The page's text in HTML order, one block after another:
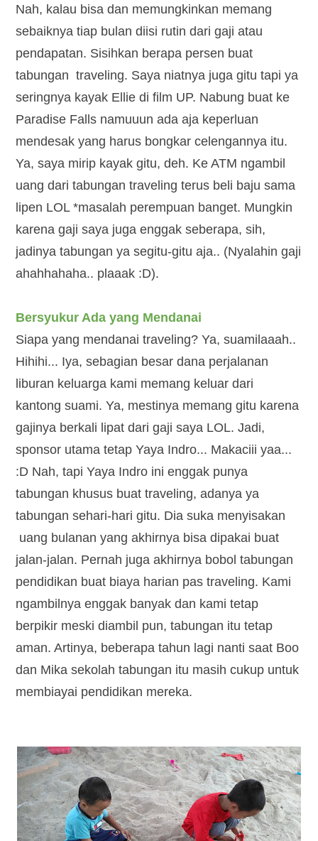
Nah, kalau bisa dan memungkinkan memang
sebaiknya tiap bulan diisi rutin dari gaji atau
pendapatan. Sisihkan berapa persen buat
tabungan traveling. Saya niatnya juga gitu tapi ya
seringnya kayak Ellie di film UP. Nabung buat ke
Paradise Falls namuuun ada aja keperluan
mendesak yang harus bongkar celengannya itu.
Ya, saya mirip kayak gitu, deh. Ke ATM ngambil
uang dari tabungan traveling terus beli baju sama
lipen LOL *masalah perempuan banget. Mungkin
karena gaji saya juga enggak seberapa, sih,
jadinya tabungan ya segitu-gitu aja.. (Nyalahin gaji
ahahhahaha.. plaaak :D).
Bersyukur Ada yang Mendanai
Siapa yang mendanai traveling? Ya, suamilaaah..
Hihihi... Iya, sebagian besar dana perjalanan
liburan keluarga kami memang keluar dari
kantong suami. Ya, mestinya memang gitu karena
gajinya berkali lipat dari gaji saya LOL. Jadi,
sponsor utama tetap Yaya Indro... Makaciii yaa...
:D Nah, tapi Yaya Indro ini enggak punya
tabungan khusus buat traveling, adanya ya
tabungan sehari-hari gitu. Dia suka menyisakan
uang bulanan yang akhirnya bisa dipakai buat
jalan-jalan. Pernah juga akhirnya bobol tabungan
pendidikan buat biaya harian pas traveling. Kami
ngambilnya enggak banyak dan kami tetap
berpikir meski diambil pun, tabungan itu tetap
aman. Artinya, beberapa tahun lagi nanti saat Boo
dan Mika sekolah tabungan itu masih cukup untuk
membiayai pendidikan mereka.